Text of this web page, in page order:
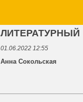
01.06.2022 12:55
Анна Сокольская